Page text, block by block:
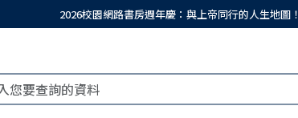
2026校園網路書房週年慶：與上帝同行的人生地圖！